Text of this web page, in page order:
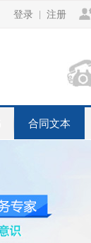
登录 注册
合同文本